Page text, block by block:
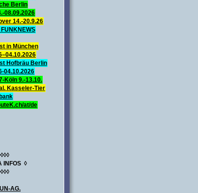
Berlin
08.09.2026
14.-20.9.26
in München
Hofbräu Berlin
04.10.2026
Köln 9.-13.10.
Kasseler-Tier
at/de
INFOS ◊
AG.